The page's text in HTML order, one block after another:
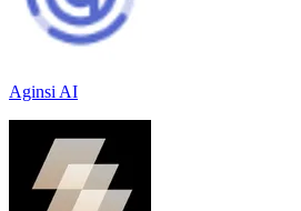
Aginsi AI